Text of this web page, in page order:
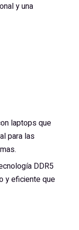
y una
laptops que
para las
DDR5
y eficiente que